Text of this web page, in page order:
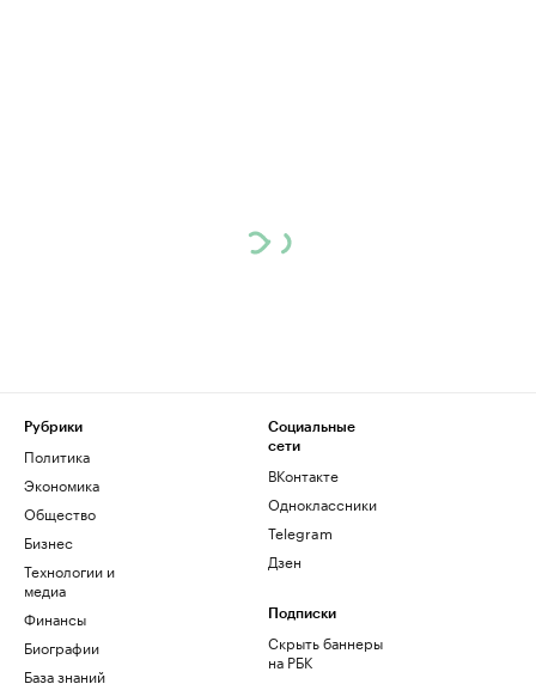
Рубрики
Политика
Экономика
Общество
Бизнес
Технологии и
медиа
Финансы
Биографии
База знаний
Социальные
сети
ВКонтакте
Одноклассники
Telegram
Дзен
Подписки
Скрыть баннеры
на РБК